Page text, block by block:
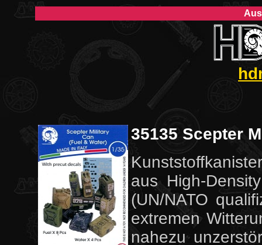
35135 Scepter
aus High-
(UN/NATO
extremen
nahezu